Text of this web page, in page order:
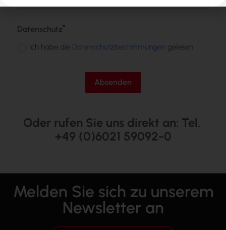
Datenschutz
Ich habe die Datenschutzbestimmungen gelesen
Absenden
Oder rufen Sie uns direkt an: Tel.
+49 (0)6021 59092-0
Melden Sie sich zu unserem
Newsletter an